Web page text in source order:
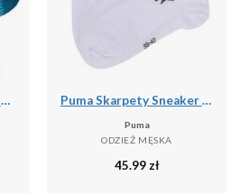
Skarpety do biegania dla dorosłych Mizuno DryLite Race Mid Puma Skarpety Sneaker 93531502
Puma
ODZIEŻ MĘSKA
45.99 zł